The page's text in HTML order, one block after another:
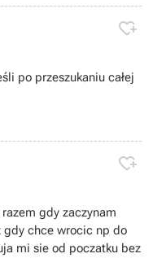

po przeszukaniu całej

gdy zaczynam
gdy chce wrocic np do
mi sie od poczatku bez